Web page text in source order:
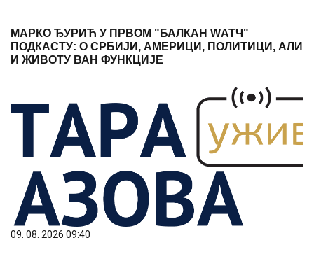
МАРКО ЂУРИЋ У ПРВОМ "БАЛКАН WАТЧ"
ПОДКАСТУ: О СРБИЈИ, АМЕРИЦИ, ПОЛИТИЦИ, АЛИ
И ЖИВОТУ ВАН ФУНКЦИЈЕ
09. 08. 2026 09:40